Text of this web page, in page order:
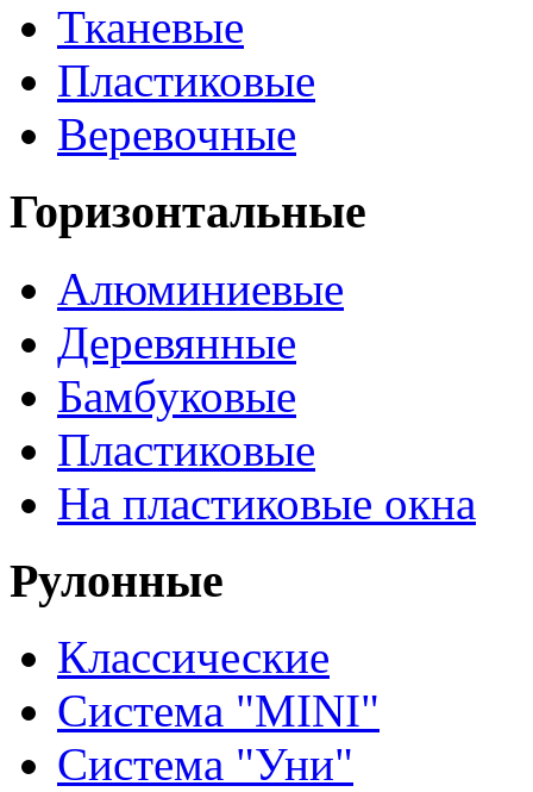
Тканевые
Пластиковые
Веревочные
Горизонтальные
Алюминиевые
Деревянные
Бамбуковые
Пластиковые
На пластиковые окна
Рулонные
Классические
Система "MINI"
Система "Уни"